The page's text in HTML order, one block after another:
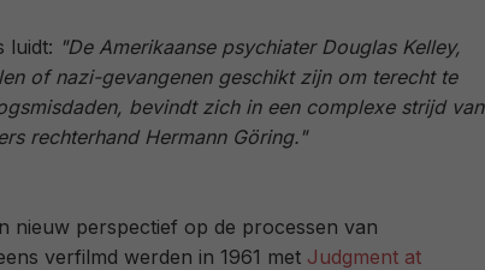
luidt: "De Amerikaanse psychiater Douglas Kelley,
of nazi-gevangenen geschikt zijn om terecht te
bevindt zich in een complexe strijd van
rechterhand Hermann Göring."
nieuw perspectief op de processen van
verfilmd werden in 1961 met Judgment at